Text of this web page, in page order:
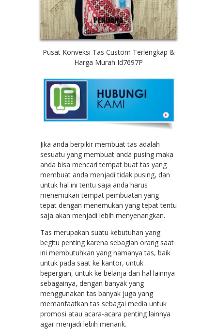
Pusat Konveksi Tas Custom Terlengkap &
Harga Murah Id7697P
Jika anda berpikir membuat tas adalah
sesuatu yang membuat anda pusing maka
anda bisa mencari tempat buat tas yang
membuat anda menjadi tidak pusing, dan
untuk hal ini tentu saja anda harus
menemukan tempat pembuatan yang
tepat dengan menemukan yang tepat tentu
saja akan menjadi lebih menyenangkan.
Tas merupakan suatu kebutuhan yang
begitu penting karena sebagian orang saat
ini membutuhkan yang namanya tas, baik
untuk pada saat ke kantor, untuk
bepergian, untuk ke belanja dan hal lainnya
sebagainya, dengan banyak yang
menggunakan tas banyak juga yang
memanfaatkan tas sebagai media untuk
promosi atau acara-acara penting lainnya
agar menjadi lebih menarik.